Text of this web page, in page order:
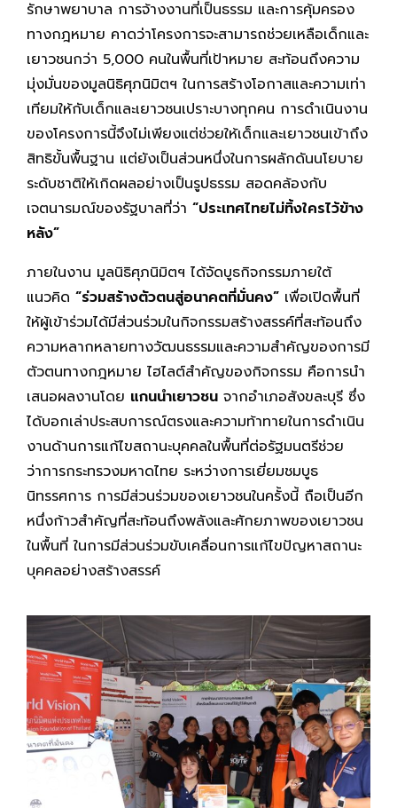
รักษาพยาบาล การจ้างงานที่เป็นธรรม และการคุ้มครอง
ทางกฎหมาย คาดว่าโครงการจะสามารถช่วยเหลือเด็กและ
เยาวชนกว่า 5,000 คนในพื้นที่เป้าหมาย สะท้อนถึงความ
มุ่งมั่นของมูลนิธิศุภนิมิตฯ ในการสร้างโอกาสและความเท่า
เทียมให้กับเด็กและเยาวชนเปราะบางทุกคน การดำเนินงาน
ของโครงการนี้จึงไม่เพียงแต่ช่วยให้เด็กและเยาวชนเข้าถึง
สิทธิขั้นพื้นฐาน แต่ยังเป็นส่วนหนึ่งในการผลักดันนโยบาย
ระดับชาติให้เกิดผลอย่างเป็นรูปธรรม สอดคล้องกับ
เจตนารมณ์ของรัฐบาลที่ว่า “ประเทศไทยไม่ทิ้งใครไว้ข้าง
หลัง”
ภายในงาน มูลนิธิศุภนิมิตฯ ได้จัดบูธกิจกรรมภายใต้
แนวคิด “ร่วมสร้างตัวตนสู่อนาคตที่มั่นคง” เพื่อเปิดพื้นที่
ให้ผู้เข้าร่วมได้มีส่วนร่วมในกิจกรรมสร้างสรรค์ที่สะท้อนถึง
ความหลากหลายทางวัฒนธรรมและความสำคัญของการมี
ตัวตนทางกฎหมาย ไฮไลต์สำคัญของกิจกรรม คือการนำ
เสนอผลงานโดย แกนนำเยาวชน จากอำเภอสังขละบุรี ซึ่ง
ได้บอกเล่าประสบการณ์ตรงและความท้าทายในการดำเนิน
งานด้านการแก้ไขสถานะบุคคลในพื้นที่ต่อรัฐมนตรีช่วย
ว่าการกระทรวงมหาดไทย ระหว่างการเยี่ยมชมบูธ
นิทรรศการ การมีส่วนร่วมของเยาวชนในครั้งนี้ ถือเป็นอีก
หนึ่งก้าวสำคัญที่สะท้อนถึงพลังและศักยภาพของเยาวชน
ในพื้นที่ ในการมีส่วนร่วมขับเคลื่อนการแก้ไขปัญหาสถานะ
บุคคลอย่างสร้างสรรค์